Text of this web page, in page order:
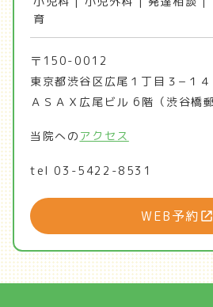
育
〒150-0012
東京都渋谷区広尾１丁目３−１４
ＡＳＡＸ広尾ビル 6階（渋谷橋
当院への アクセス
tel03-5422-8531
WEB予約